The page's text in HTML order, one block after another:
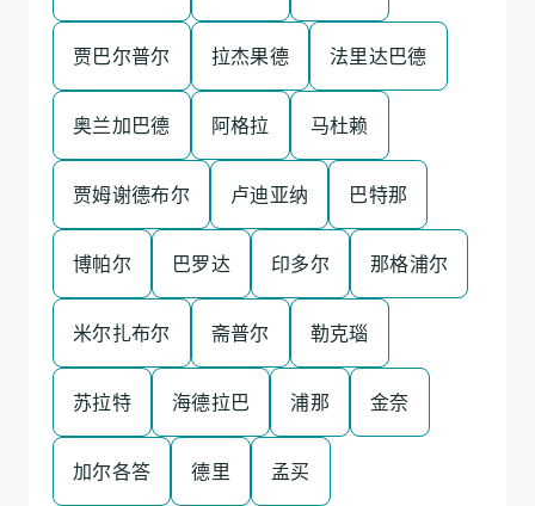
贾巴尔普尔 拉杰果德 法里达巴德
奥兰加巴德 阿格拉 马杜赖
贾姆谢德布尔 卢迪亚纳 巴特那
博帕尔 巴罗达 印多尔 那格浦尔
米尔扎布尔 斋普尔 勒克瑙
苏拉特 海德拉巴 浦那 金奈
加尔各答 德里 孟买